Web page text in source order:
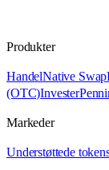
Produkter
HandelNative Swap
(OTC)Invester
Markeder
Understøttede